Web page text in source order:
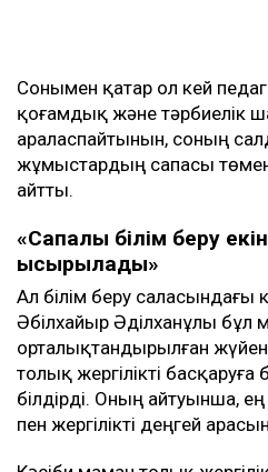
Сонымен қатар ол кей
қоғамдық және тәрбиелік
араласпайтынын, соның
жұмыстардың сапасы
айтты.
«Сапалы білім беру
ысырылады»
Ал білім беру саласындағы
Әбілхайыр Әділханұлы бұл
орталықтандырылған
толық жергілікті
білдірді. Оның айтуынша,
пен жергілікті деңгей